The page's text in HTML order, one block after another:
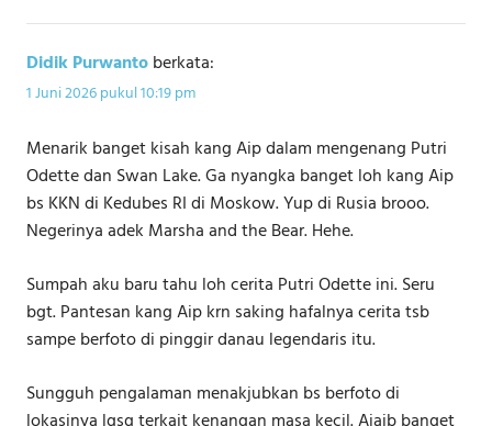
Didik Purwantoberkata:
1 Juni 2026 pukul 10:19 pm
Menarik banget kisah kang Aip dalam mengenang Putri
Odette dan Swan Lake. Ga nyangka banget loh kang Aip
bs KKN di Kedubes RI di Moskow. Yup di Rusia brooo.
Negerinya adek Marsha and the Bear. Hehe.
Sumpah aku baru tahu loh cerita Putri Odette ini. Seru
bgt. Pantesan kang Aip krn saking hafalnya cerita tsb
sampe berfoto di pinggir danau legendaris itu.
Sungguh pengalaman menakjubkan bs berfoto di